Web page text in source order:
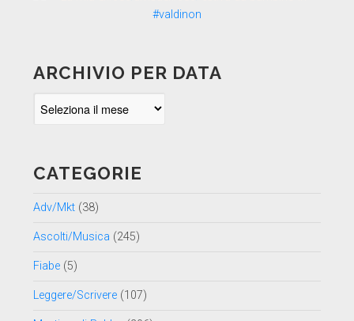
ARCHIVIO PER DATA
CATEGORIE
Adv/Mkt(38)
Ascolti/Musica (245)
Fiabe(5)
Leggere/Scrivere(107)